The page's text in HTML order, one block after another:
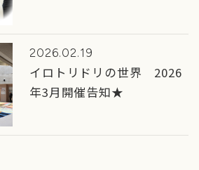
2026.02.19
イロトリドリの世界 2026
年3月開催告知★